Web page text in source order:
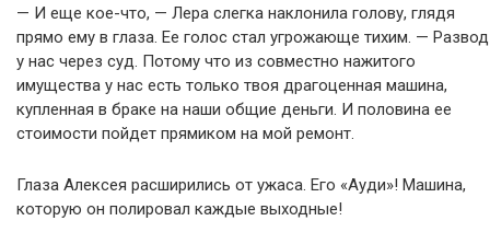
— И еще кое-что, — Лера слегка наклонила голову, глядя
прямо ему в глаза. Ее голос стал угрожающе тихим. — Развод
у нас через суд. Потому что из совместно нажитого
имущества у нас есть только твоя драгоценная машина,
купленная в браке на наши общие деньги. И половина ее
стоимости пойдет прямиком на мой ремонт.
Глаза Алексея расширились от ужаса. Его «Ауди»! Машина,
которую он полировал каждые выходные!